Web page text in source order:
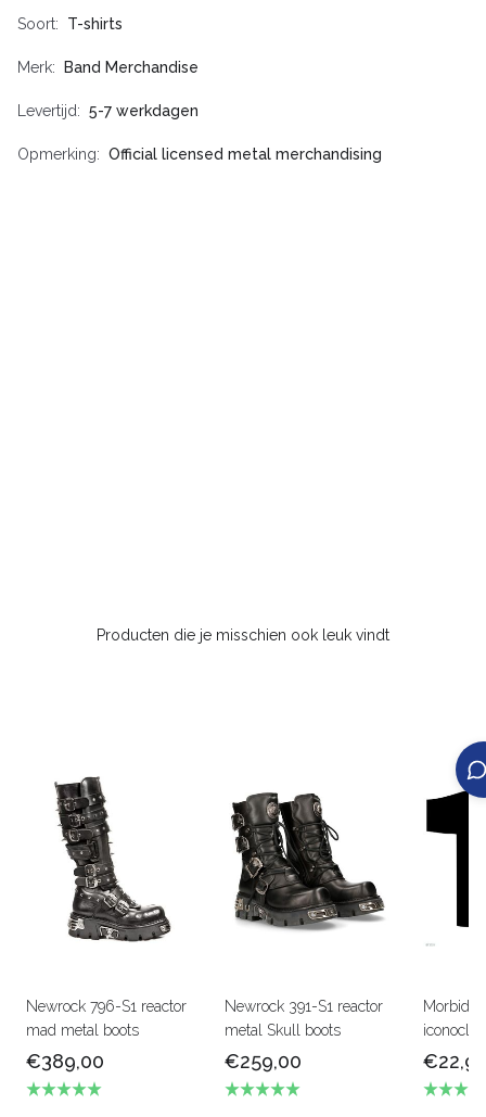
Soort T-shirts
Merk Band Merchandise
Levertijd 5-7 werkdagen
Opmerking Official licensed metal merchandising
Producten die je misschien ook leuk vindt
Newrock 796-S1 reactor
mad metal boots
€389,00
Newrock 391-S1 reactor
metal Skull boots
€259,00
Morbid